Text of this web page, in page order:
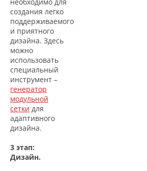
необходимо для
создания легко
поддерживаемого
и приятного
дизайна. Здесь
можно
использовать
специальный
инструмент –
генератор
модульной
сетки для
адаптивного
дизайна.
3 этап:
Дизайн.